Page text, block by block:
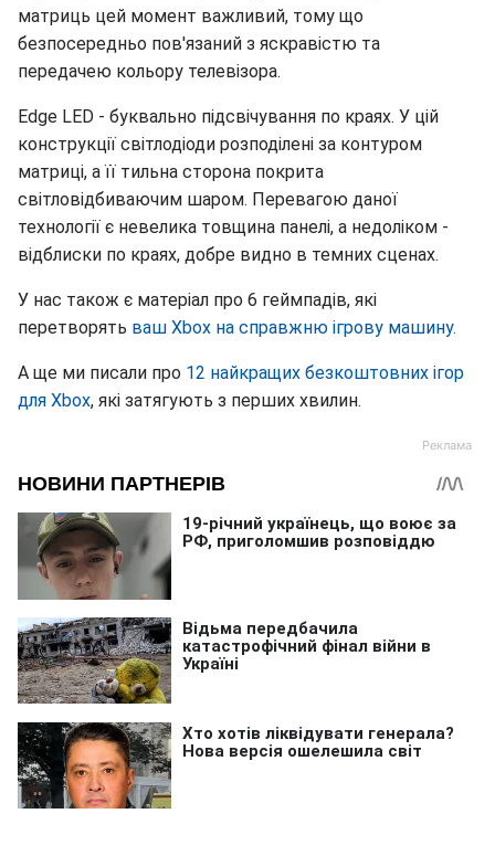
матриць цей момент важливий, тому що
безпосередньо пов'язаний з яскравістю та
передачею кольору телевізора.
Edge LED - буквально підсвічування по краях. У цій
конструкції світлодіоди розподілені за контуром
матриці, а її тильна сторона покрита
світловідбиваючим шаром. Перевагою даної
технології є невелика товщина панелі, а недоліком -
відблиски по краях, добре видно в темних сценах.
У нас також є матеріал про 6 геймпадів, які
перетворять ваш Xbox на справжню ігрову машину.
А ще ми писали про 12 найкращих безкоштовних ігор
для Xbox, які затягують з перших хвилин.